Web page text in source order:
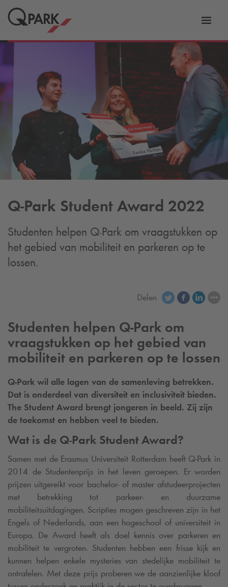
Q-Park Student Award 2022
Studenten helpen Q-Park om vraagstukken op
het gebied van mobiliteit en parkeren op te
lossen.
Delen
Studenten helpen Q-Park om
vraagstukken op het gebied van
mobiliteit en parkeren op te lossen
Q-Park wil alle lagen van de samenleving betrekken.
Dat is onderdeel van diversiteit en inclusiviteit bieden.
The Student Award brengt jongeren in beeld. Zij zijn
de toekomst en hebben veel te bieden.
Wat is de Q-Park Student Award?
Samen met de Erasmus Universiteit Rotterdam heeft Q-Park in
2014 de Studentenprijs in het leven geroepen. Er worden
prijzen uitgereikt voor bachelor- of master afstudeerprojecten
met betrekking tot parkeer- en duurzame
mobiliteitsuitdagingen. Scripties mogen geschreven zijn in het
Engels of Nederlands, aan een hogeschool of universiteit in
Europa. De Award heeft als doel kennis over parkeren en
mobiliteit te vergroten. Studenten hebben een frisse kijk en
kunnen helpen enkele mysteries van stedelijke mobiliteit te
ontrafelen. Met deze prijs proberen we de aanzienlijke kloof